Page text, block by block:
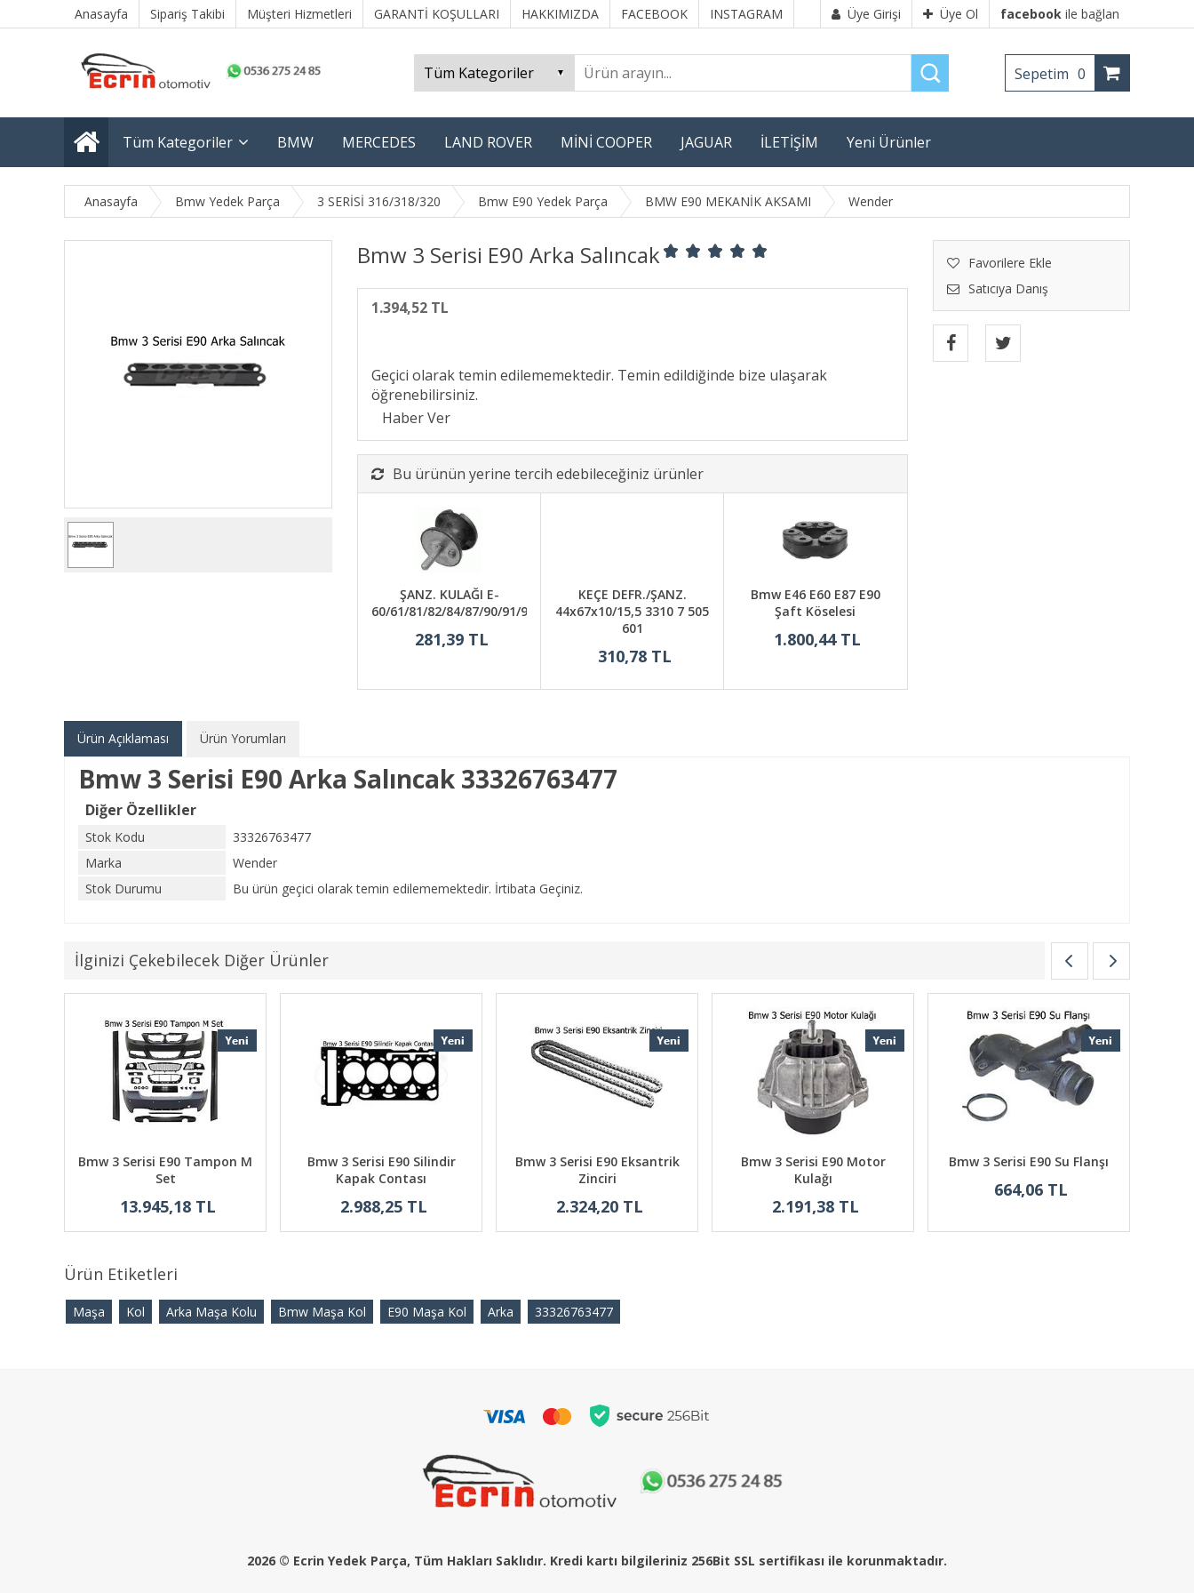
Anasayfa Sipariş Takibi Müşteri Hizmetleri GARANTİ KOŞULLARI HAKKIMIZDA FACEBOOK INSTAGRAM Üye Girişi Üye Ol facebook ile bağlan
Sepetim 0
Tüm Kategoriler BMW MERCEDES LAND ROVER MİNİ COOPER JAGUAR İLETİŞİM Yeni Ürünler
Anasayfa Bmw Yedek Parça 3 SERİSİ 316/318/320 Bmw E90 Yedek Parça BMW E90 MEKANİK AKSAMI Wender
Bmw 3 Serisi E90 Arka Salıncak
Favorilere Ekle
Satıcıya Danış
1.394,52 TL
Geçici olarak temin edilememektedir. Temin edildiğinde bize ulaşarak
öğrenebilirsiniz.
Bu ürünün yerine tercih edebileceğiniz ürünler
ŞANZ. KULAĞI E-
60/61/81/82/84/87/90/91/92/93
281,39 TL
KEÇE DEFR./ŞANZ.
44x67x10/15,5 3310 7 505
601
310,78 TL
Bmw E46 E60 E87 E90
Şaft Köselesi
1.800,44 TL
Ürün Açıklaması Ürün Yorumları
Bmw 3 Serisi E90 Arka Salıncak 33326763477
Diğer Özellikler
Stok Kodu
33326763477
Marka
Wender
Stok Durumu
Bu ürün geçici olarak temin edilememektedir. İrtibata Geçiniz.
İlginizi Çekebilecek Diğer Ürünler
Bmw 3 Serisi E90 Tampon M
Set
13.945,18 TL
Bmw 3 Serisi E90 Silindir
Kapak Contası
2.988,25 TL
Bmw 3 Serisi E90 Eksantrik
Zinciri
2.324,20 TL
Bmw 3 Serisi E90 Motor
Kulağı
2.191,38 TL
Bmw 3 Serisi E90 Su Flanşı
664,06 TL
Ürün Etiketleri
Maşa Kol Arka Maşa Kolu Bmw Maşa Kol E90 Maşa Kol Arka 33326763477
2026 © Ecrin Yedek Parça, Tüm Hakları Saklıdır. Kredi kartı bilgileriniz 256Bit SSL sertifikası ile korunmaktadır.